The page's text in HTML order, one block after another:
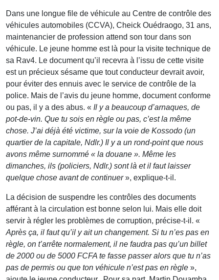
Dans une longue file de véhicule au Centre de contrôle des
véhicules automobiles (CCVA), Cheick Ouédraogo, 31 ans,
maintenancier de profession attend son tour dans son
véhicule. Le jeune homme est là pour la visite technique de
sa Rav4. Le document qu’il recevra à l’issu de cette visite
est un précieux sésame que tout conducteur devrait avoir,
pour éviter des ennuis avec le service de contrôle de la
police. Mais de l’avis du jeune homme, document conforme
ou pas, il y a des abus. « Il y a beaucoup d’arnaques, de
pot-de-vin. Que tu sois en règle ou pas, c’est la même
chose. J’ai déjà été victime, sur la voie de Kossodo (un
quartier de la capitale, Ndlr.) Il y a un rond-point que nous
avons même surnommé « la douane ». Même les
dimanches, ils (policiers, Ndlr.) sont là et il faut laisser
quelque chose avant de continuer», explique-t-il.
La décision de suspendre les contrôles des documents
afférant à la circulation est bonne selon lui. Mais elle doit
servir à régler les problèmes de corruption, précise-t-il. «
Après ça, il faut qu’il y ait un changement. Si tu n’es pas en
règle, on t’arrête normalement, il ne faudra pas qu’un billet
de 2000 ou de 5000 FCFA te fasse passer alors que tu n’as
pas de permis ou que ton véhicule n’est pas en règle »,